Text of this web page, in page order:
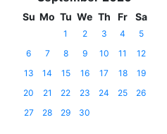
Su Mo Tu We Th Fr Sa
1 2 3 4
5
6
7 8 9 10 11
12
13
14 15 16 17 18
19
20
21 22 23 24 25
26
27
28 29 30